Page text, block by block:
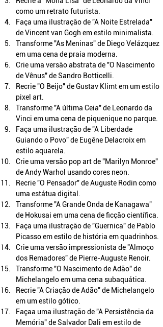
como um retrato futurista.
Faça uma ilustração de "A Noite Estrelada"
de Vincent van Gogh em estilo minimalista.
Transforme "As Meninas" de Diego Velázquez
em uma cena de praia moderna.
Crie uma versão abstrata de "O Nascimento
de Vênus" de Sandro Botticelli.
Recrie "O Beijo" de Gustav Klimt em um estilo
pixel art.
Transforme "A última Ceia" de Leonardo da
Vinci em uma cena de piquenique no parque.
Faça uma ilustração de "A Liberdade
Guiando o Povo" de Eugêne Delacroix em
estilo aquarela.
Crie uma versão pop art de "Marilyn Monroe"
de Andy Warhol usando cores neon.
Recrie "O Pensador" de Auguste Rodin como
uma estátua digital.
Transforme "A Grande Onda de Kanagawa"
de Hokusai em uma cena de ficção científica.
Faça uma ilustração de "Guernica" de Pablo
Picasso em estilo de história em quadrinhos.
Crie uma versão impressionista de "Almoço
dos Remadores" de Pierre-Auguste Renoir.
Transforme "O Nascimento de Adão" de
Michelangelo em uma cena subaquática.
Recrie "A Criação de Adão" de Michelangelo
em um estilo gótico.
Façaa uma ilustração de "A Persistência da
Memória" de Salvador Dali em estilo de